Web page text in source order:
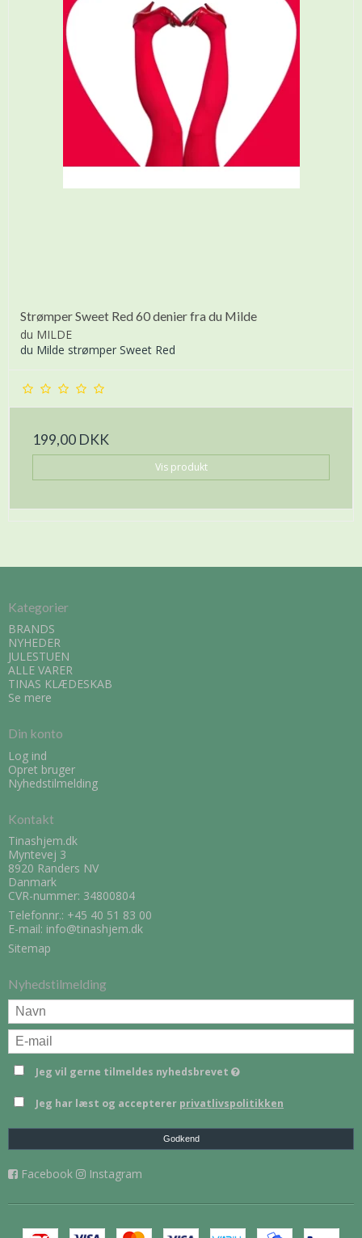
Strømper Sweet Red 60 denier fra du Milde
du MILDE
du Milde strømper Sweet Red
199,00 DKK
Vis produkt
Kategorier
BRANDS
NYHEDER
JULESTUEN
ALLE VARER
TINAS KLÆDESKAB
Se mere
Din konto
Log ind
Opret bruger
Nyhedstilmelding
Kontakt
Tinashjem.dk
Myntevej 3
8920 Randers NV
Danmark
CVR-nummer: 34800804
Telefonnr.: +45 40 51 83 00
E-mail: info@tinashjem.dk
Sitemap
Nyhedstilmelding
Jeg vil gerne tilmeldes nyhedsbrevet
Jeg har læst og accepterer privatlivspolitikken
Godkend
Facebook Instagram